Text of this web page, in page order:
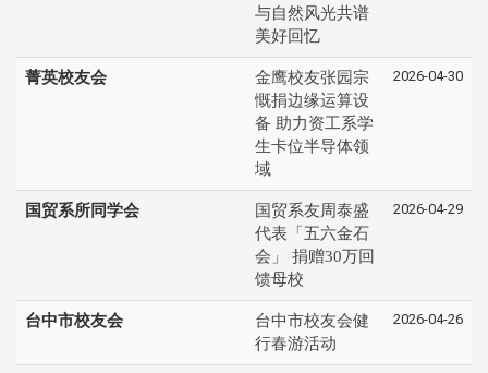
与自然风光共谱
美好回忆
菁英校友会
金鹰校友张园宗
慨捐边缘运算设
备 助力资工系学
生卡位半导体领
域
2026-04-30
国贸系所同学会
国贸系友周泰盛
代表「五六金石
会」 捐赠30万回
馈母校
2026-04-29
台中市校友会
台中市校友会健
行春游活动
2026-04-26